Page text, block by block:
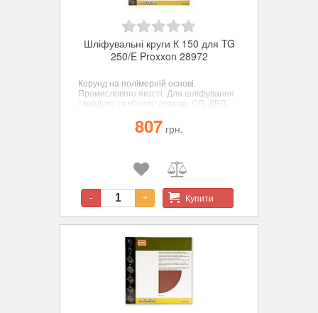
Шліфувальні круги К 150 для TG
250/E Proxxon 28972
Корунд на полімерній основі.
Промислового якості. Для шліфування
твердого та м'якого дерева, СП, ДВП,
пробки, гуми і мінералів. ø 250 мм.
зерн. К 150 - 5 шт.
807 грн.
- + Купити